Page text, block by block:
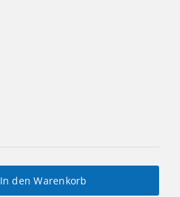
In den Warenkorb